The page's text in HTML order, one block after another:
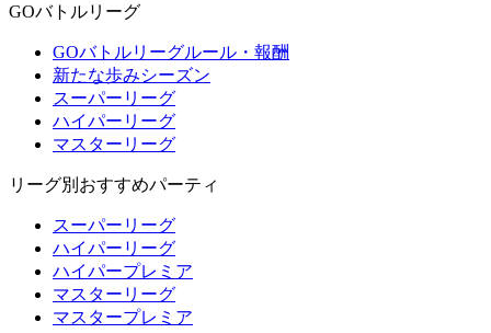
GOバトルリーグ
GOバトルリーグルール・報酬
新たな歩みシーズン
スーパーリーグ
ハイパーリーグ
マスターリーグ
リーグ別おすすめパーティ
スーパーリーグ
ハイパーリーグ
ハイパープレミア
マスターリーグ
マスタープレミア